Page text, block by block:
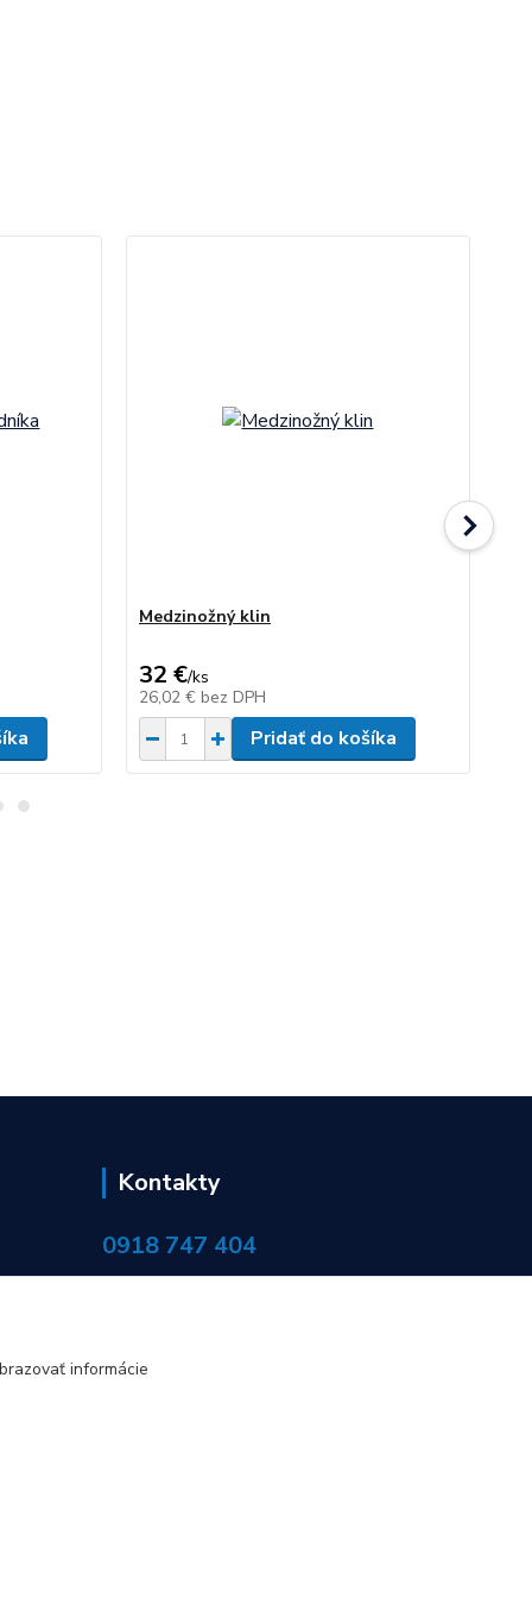
Medzinožný klin
32 €/ks
26,02 € bez DPH
Pridať do košíka
Kontakty
0918 747 404
informácie